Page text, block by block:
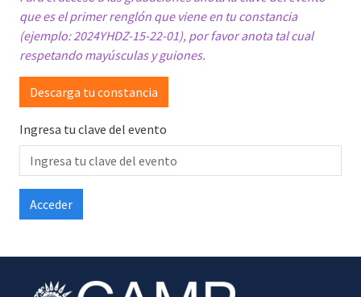
que es el primer renglón que viene en tu constancia
(ejemplo: 2024YHDZ-15-22-01), por favor anota tal cual
respetando mayúsculas y guiones.
Descarga tu constancia
Ingresa tu clave del evento